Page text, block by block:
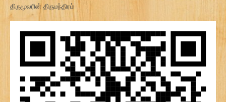
திருமூலரின் திருமந்திரம்